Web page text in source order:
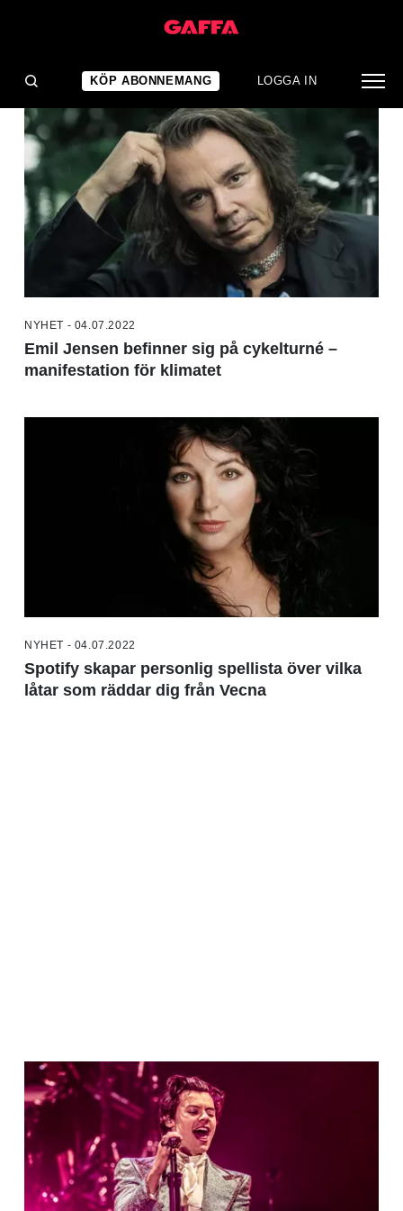
KÖP ABONNEMANG LOGGA IN
NYHET - 04.07.2022
Emil Jensen befinner sig på cykelturné –
manifestation för klimatet
NYHET - 04.07.2022
Spotify skapar personlig spellista över vilka
låtar som räddar dig från Vecna